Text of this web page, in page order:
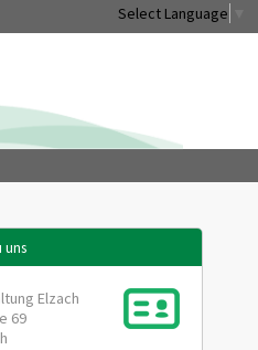
Select Language
uns
Elzach
69